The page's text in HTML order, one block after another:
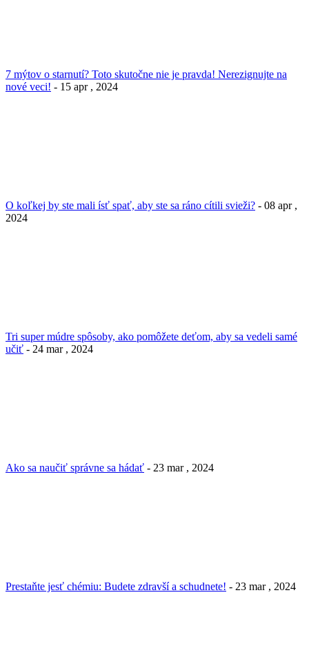
7 mýtov o starnutí? Toto skutočne nie je pravda! Nerezignujte na
nové veci! - 15 apr , 2024
O koľkej by ste mali ísť spať, aby ste sa ráno cítili svieži? - 08 apr ,
2024
Tri super múdre spôsoby, ako pomôžete deťom, aby sa vedeli samé
učiť - 24 mar , 2024
Ako sa naučiť správne sa hádať - 23 mar , 2024
Prestaňte jesť chémiu: Budete zdravší a schudnete! - 23 mar , 2024